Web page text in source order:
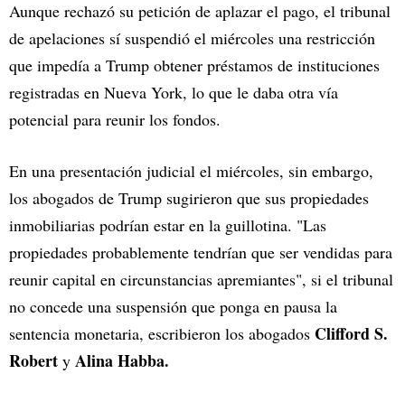
Aunque rechazó su petición de aplazar el pago, el tribunal
de apelaciones sí suspendió el miércoles una restricción
que impedía a Trump obtener préstamos de instituciones
registradas en Nueva York, lo que le daba otra vía
potencial para reunir los fondos.
En una presentación judicial el miércoles, sin embargo,
los abogados de Trump sugirieron que sus propiedades
inmobiliarias podrían estar en la guillotina. "Las
propiedades probablemente tendrían que ser vendidas para
reunir capital en circunstancias apremiantes", si el tribunal
no concede una suspensión que ponga en pausa la
sentencia monetaria, escribieron los abogados Clifford S.
Robert y Alina Habba.